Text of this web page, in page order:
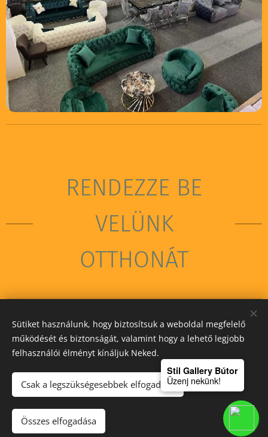
RENDEZZE BE
VELÜNK
OTTHONÁT
STIL GALLERY KFT
Sütiket használunk, hogy biztosítsuk a weboldal megfelelő
működését és biztonságát, valamint hogy a lehető legjobb
felhasználói élményt kínáljuk Neked.
Csak a legszükségesebbek elfogadása
Összes elfogadása
Stil Gallery Bútor
Üzenj nekünk!